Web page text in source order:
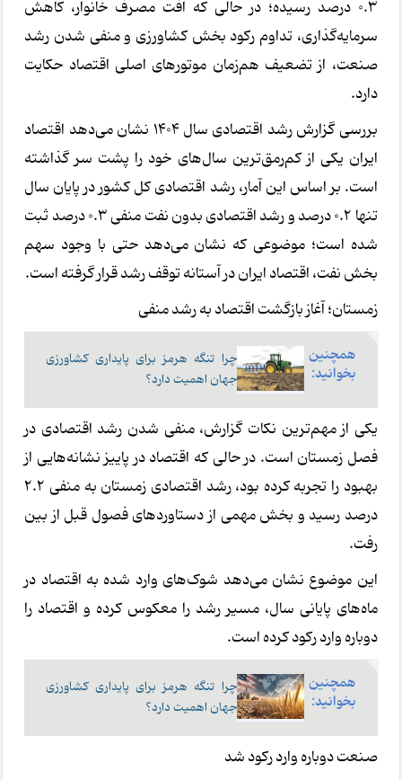
0.3 درصد رسیده؛ در حالی که افت مصرف خانوار، کاهش
سرمایه‌گذاری، تداوم رکود بخش کشاورزی و منفی شدن رشد
صنعت، از تضعیف هم‌زمان موتورهای اصلی اقتصاد حکایت
دارد.
بررسی گزارش رشد اقتصادی سال 1404 نشان می‌دهد اقتصاد
ایران یکی از کم‌رمق‌ترین سال‌های خود را پشت سر گذاشته
است. بر اساس این آمار، رشد اقتصادی کل کشور در پایان سال
تنها 0.2 درصد و رشد اقتصادی بدون نفت منفی 0.3 درصد ثبت
شده است؛ موضوعی که نشان می‌دهد حتی با وجود سهم
بخش نفت، اقتصاد ایران در آستانه توقف رشد قرار گرفته است.
زمستان؛ آغاز بازگشت اقتصاد به رشد منفی
همچنین
بخوانید:
چرا تنگه هرمز برای پایداری کشاورزی
جهان اهمیت دارد؟
یکی از مهم‌ترین نکات گزارش، منفی شدن رشد اقتصادی در
فصل زمستان است. در حالی که اقتصاد در پاییز نشانه‌هایی از
بهبود را تجربه کرده بود، رشد اقتصادی زمستان به منفی 2.2
درصد رسید و بخش مهمی از دستاوردهای فصول قبل از بین
رفت.
این موضوع نشان می‌دهد شوک‌های وارد شده به اقتصاد در
ماه‌های پایانی سال، مسیر رشد را معکوس کرده و اقتصاد را
دوباره وارد رکود کرده است.
همچنین
بخوانید:
چرا تنگه هرمز برای پایداری کشاورزی
جهان اهمیت دارد؟
صنعت دوباره وارد رکود شد